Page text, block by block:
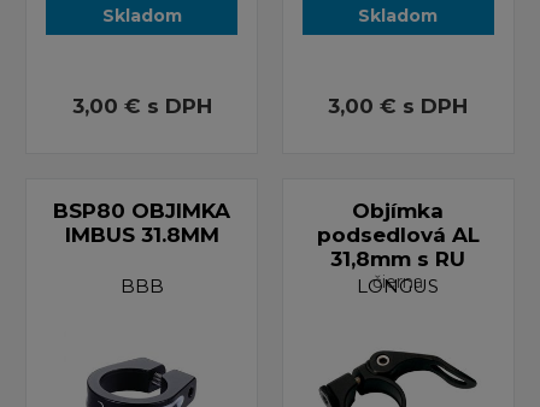
Skladom
3,00 € s DPH
Skladom
3,00 € s DPH
BSP80 OBJIMKA
IMBUS 31.8MM
BBB
Objímka
podsedlová AL
31,8mm s RU
čierna
LONGUS